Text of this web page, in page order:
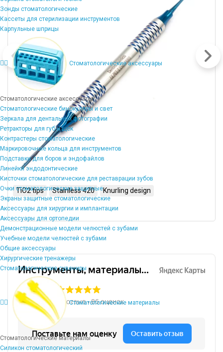
Зонды стоматологические
Кассеты для стерилизации инструментов
Карпульные шприцы
Стоматологические аксессуары
Стоматологические аксессуары
Стоматологические бинокуляры и свет
Зеркала для дентальной фотографии
Ретракторы для губ и щек
Контрастеры стоматологические
Маркировочные кольца для инструментов
Подставки для боров и эндофайлов
Линейки эндодонтические
Кисточки стоматологические для реставрации зубов
Очки стоматологические защитные
Экраны защитные стоматологические
Аксессуары для хирургии и имплантации
Аксессуары для ортопедии
Демонстрационные модели челюстей с зубами
Учебные модели челюстей с зубами
Общие аксессуары
Хирургические тренажеры
Стоматологические сувениры
Стоматологические материалы
Стоматологические материалы
Силикон стоматологический
TiO2 tips Stainless 420 Knurling design